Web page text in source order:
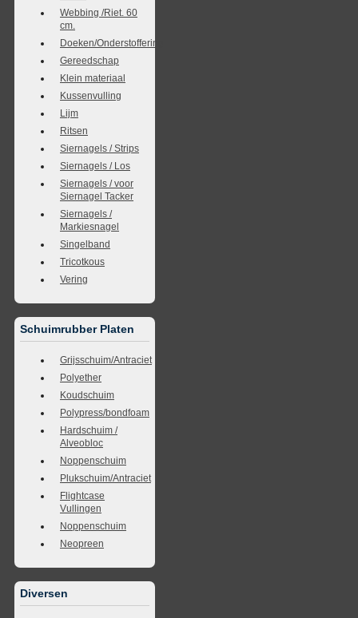
Webbing /Riet. 60
cm.
Doeken/Onderstoffering
Gereedschap
Klein materiaal
Kussenvulling
Lijm
Ritsen
Siernagels / Strips
Siernagels / Los
Siernagels / voor
Siernagel Tacker
Siernagels /
Markiesnagel
Singelband
Tricotkous
Vering
Schuimrubber Platen
Grijsschuim/Antraciet
Polyether
Koudschuim
Polypress/bondfoam
Hardschuim /
Alveobloc
Noppenschuim
Plukschuim/Antraciet
Flightcase
Vullingen
Noppenschuim
Neopreen
Diversen